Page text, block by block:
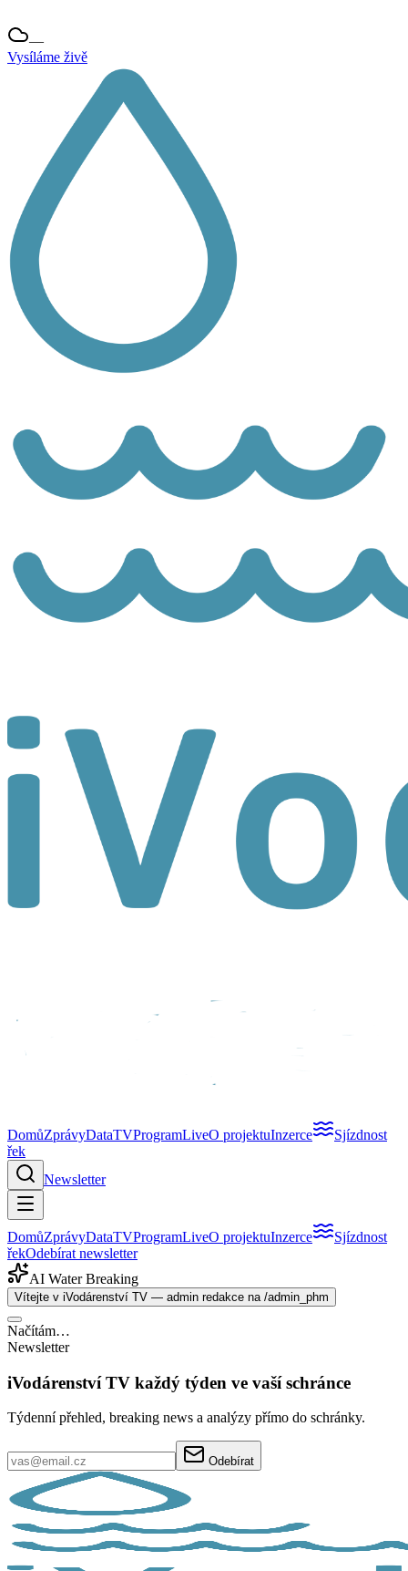
—
Vysíláme živě
DomůZprávyDataTVProgramLiveO projektuInzerce
Sjízdnost
řek
Newsletter
DomůZprávyDataTVProgramLiveO projektuInzerce
Sjízdnost
řekOdebírat newsletter
AI Water Breaking
Vítejte v iVodárenství TV — admin redakce na /admin_phm
Načítám…
Newsletter
iVodárenství TV každý týden ve vaší schránce
Týdenní přehled, breaking news a analýzy přímo do schránky.
Odebírat